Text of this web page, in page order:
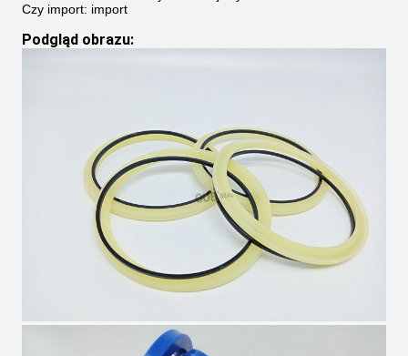
Czy import: import
Podgląd obrazu: